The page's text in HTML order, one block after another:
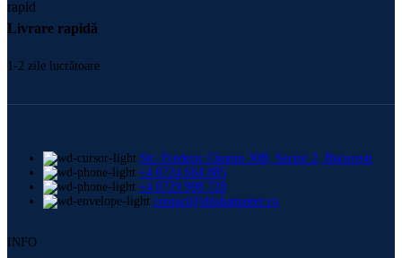
Livrare rapidă
1-2 zile lucrătoare
Str. Frederic Chopin 30B, Sector 2, București
+4 0724 664 885
+4 0729 998 728
contact@shishamaster.ro
INFO